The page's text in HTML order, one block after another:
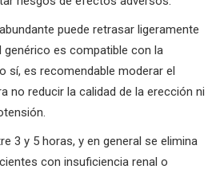
puede retrasar ligeramente
genérico es compatible con la
sí, es recomendable moderar el
no reducir la calidad de la erección ni
3 y 5 horas, y en general se elimina
con insuficiencia renal o